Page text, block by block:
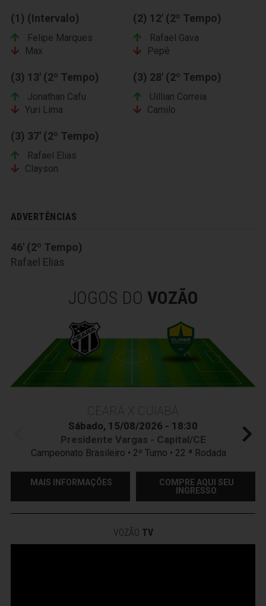
(1) (Intervalo)
Felipe Marques
Max
(2) 12' (2º Tempo)
Rafael Gava
Pepê
(3) 13' (2º Tempo)
Jonathan Cafu
Yuri Lima
(3) 28' (2º Tempo)
Uillian Correia
Camilo
(3) 37' (2º Tempo)
Rafael Elias
Clayson
ADVERTÊNCIAS
46' (2º Tempo)
Rafael Elias
JOGOS DO VOZÃO
CEARÁ X CUIABÁ
Sábado, 15/08/2026 - 18:30
Presidente Vargas - Capital/CE
Campeonato Brasileiro • 2º Turno • 22 ª Rodada
MAIS INFORMAÇÕES
COMPRE AQUI SEU
INGRESSO
VOZÃO TV